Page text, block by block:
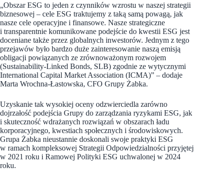
„Obszar ESG to jeden z czynników wzrostu w naszej strategii
biznesowej – cele ESG traktujemy z taką samą powagą, jak
nasze cele operacyjne i finansowe. Nasze strategiczne
i transparentnie komunikowane podejście do kwestii ESG jest
doceniane także przez globalnych inwestorów. Jednym z tego
przejawów było bardzo duże zainteresowanie naszą emisją
obligacji powiązanych ze zrównoważonym rozwojem
(Sustainability-Linked Bonds, SLB) zgodnie ze wytycznymi
International Capital Market Association (ICMA)” – dodaje
Marta Wrochna-Łastowska, CFO Grupy Żabka.
Uzyskanie tak wysokiej oceny odzwierciedla zarówno
dojrzałość podejścia Grupy do zarządzania ryzykami ESG, jak
i skuteczność wdrażanych rozwiązań w obszarach ładu
korporacyjnego, kwestiach społecznych i środowiskowych.
Grupa Żabka nieustannie doskonali swoje praktyki ESG
w ramach kompleksowej Strategii Odpowiedzialności przyjętej
w 2021 roku i Ramowej Polityki ESG uchwalonej w 2024
roku.